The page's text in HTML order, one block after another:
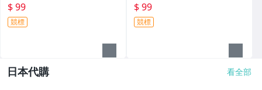
$ 99
競標
$ 99
競標
日本代購 看全部